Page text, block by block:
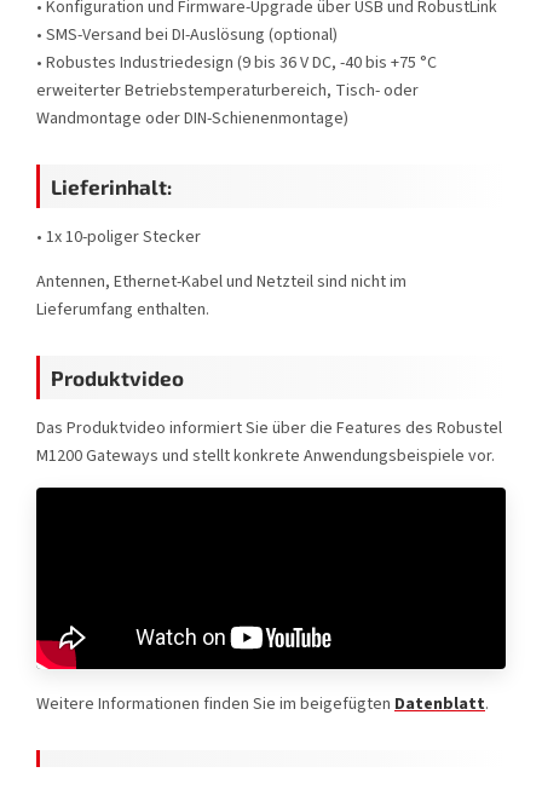
• Konfiguration und Firmware-Upgrade über USB und RobustLink
• SMS-Versand bei DI-Auslösung (optional)
• Robustes Industriedesign (9 bis 36 V DC, -40 bis +75 °C
erweiterter Betriebstemperaturbereich, Tisch- oder
Wandmontage oder DIN-Schienenmontage)
Lieferinhalt:
• 1x 10-poliger Stecker
Antennen, Ethernet-Kabel und Netzteil sind nicht im
Lieferumfang enthalten.
Produktvideo
Das Produktvideo informiert Sie über die Features des Robustel
M1200 Gateways und stellt konkrete Anwendungsbeispiele vor.
Weitere Informationen finden Sie im beigefügten Datenblatt.